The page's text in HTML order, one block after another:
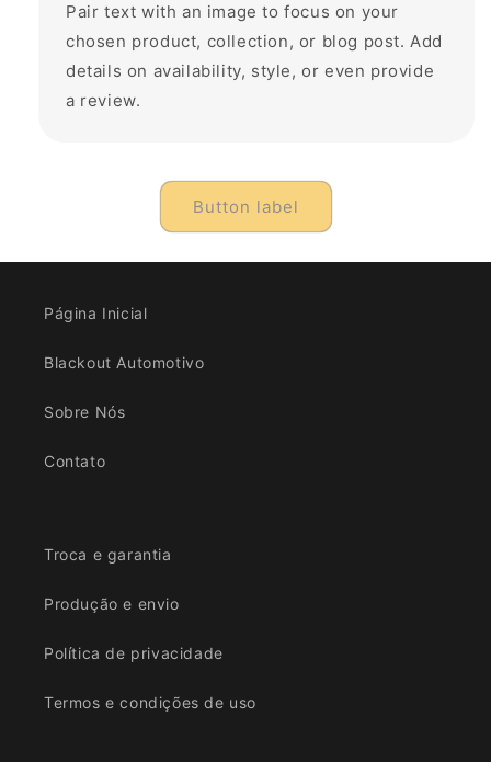
Pair text with an image to focus on your
chosen product, collection, or blog post. Add
details on availability, style, or even provide
a review.
Button label
Página Inicial
Blackout Automotivo
Sobre Nós
Contato
Troca e garantia
Produção e envio
Política de privacidade
Termos e condições de uso